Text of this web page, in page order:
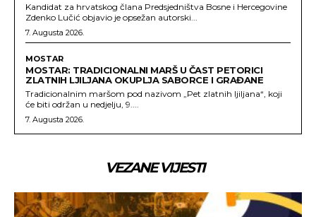
Kandidat za hrvatskog člana Predsjedništva Bosne i Hercegovine
Zdenko Lučić objavio je opsežan autorski...
7. Augusta 2026.
MOSTAR
MOSTAR: TRADICIONALNI MARŠ U ČAST PETORICI
ZLATNIH LJILJANA OKUPLJA SABORCE I GRAĐANE
Tradicionalnim maršom pod nazivom „Pet zlatnih ljiljana“, koji
će biti održan u nedjelju, 9....
7. Augusta 2026.
VEZANE VIJESTI